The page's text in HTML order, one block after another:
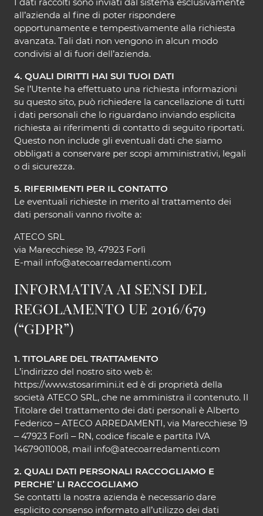
all’azienda al fine di poter rispondere
opportunamente e tempestivamente alla richiesta
avanzata. Tali dati non vengono in alcun modo
condivisi al di fuori dell’azienda.
4. QUALI DIRITTI HAI SUI TUOI DATI
Se l’Utente ha effettuato una richiesta informazioni
su questo sito, può richiedere la cancellazione di tutti
i dati personali che lo riguardano inviando esplicita
richiesta ai riferimenti di contatto di seguito riportati.
Questo non include gli eventuali dati che siamo
obbligati a conservare per scopi amministrativi, legali
o di sicurezza.
5. RIFERIMENTI PER IL CONTATTO
Le eventuali richieste in merito al trattamento dei
dati personali vanno rivolte a:
ATECO SRL
via Marecchiese 19, 47923 Forlì
E-mail info@atecoarredamenti.com
INFORMATIVA AI SENSI DEL
REGOLAMENTO UE 2016/679
(“GDPR”)
1. TITOLARE DEL TRATTAMENTO
L’indirizzo del nostro sito web è:
https://www.stosarimini.it ed è di proprietà della
società ATECO SRL, che ne amministra il contenuto. Il
Titolare del trattamento dei dati personali è Alberto
Federico – ATECO ARREDAMENTI, via Marecchiese 19
– 47923 Forlì – RN, codice fiscale e partita IVA
14679011008, mail info@atecoarredamenti.com
2. QUALI DATI PERSONALI RACCOGLIAMO E
PERCHE’ LI RACCOGLIAMO
Se contatti la nostra azienda è necessario dare
esplicito consenso informato all’utilizzo dei dati